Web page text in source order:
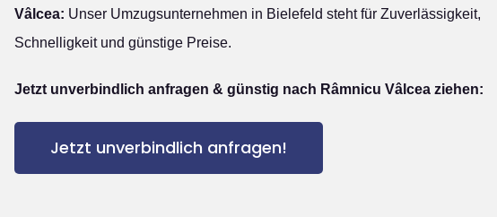
Vâlcea: Unser Umzugsunternehmen in Bielefeld steht für Zuverlässigkeit,
Schnelligkeit und günstige Preise.
Jetzt unverbindlich anfragen & günstig nach Râmnicu Vâlcea ziehen:
Jetzt unverbindlich anfragen!